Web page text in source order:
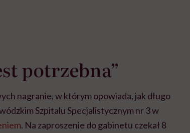
potrzebna”
nagranie, w którym opowiada, jak długo
Szpitalu Specjalistycznym nr 3 w
. Na zaproszenie do gabinetu czekał 8